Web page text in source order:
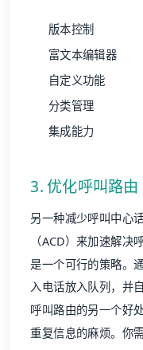
版本控制
富文本编辑器
自定义功能
分类管理
集成能力
3. 优化呼叫路由
另一种减少呼叫中心
（ACD）来加速解
是一个可行的策略。
入电话放入队列，并
呼叫路由的另一个好
重复信息的麻烦。你